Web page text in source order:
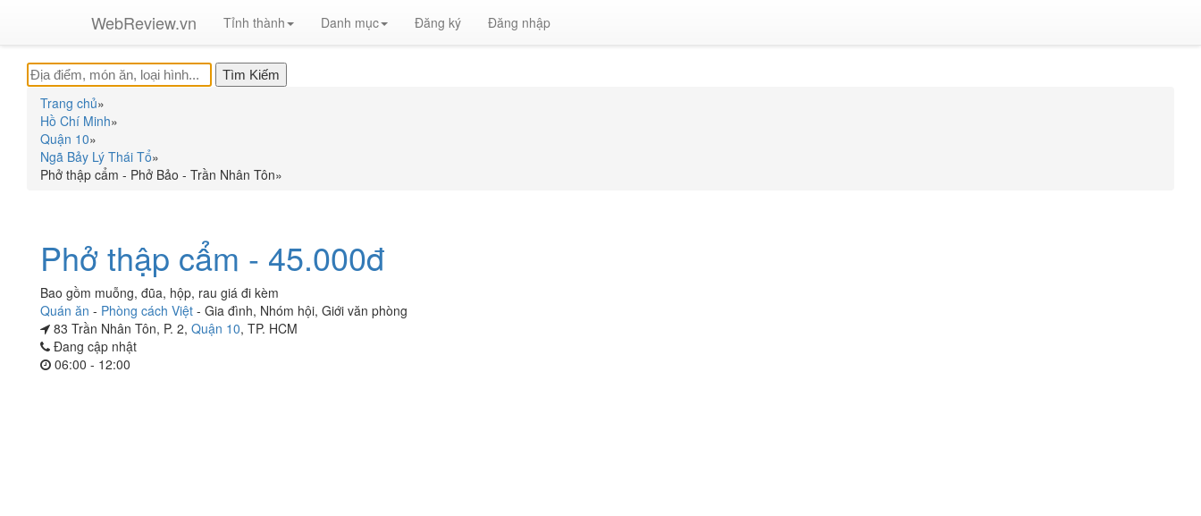
WebReview.vn Tỉnh thành Danh mục Đăng ký Đăng nhập
Trang chủ»
Hồ Chí Minh»
Quận 10»
Ngã Bảy Lý Thái Tổ»
Phở thập cẩm - Phở Bảo - Trần Nhân Tôn»
Phở thập cẩm - 45.000đ
Bao gồm muỗng, đũa, hộp, rau giá đi kèm
Quán ăn - Phòng cách Việt - Gia đình, Nhóm hội, Giới văn phòng
83 Trần Nhân Tôn, P. 2, Quận 10, TP. HCM
Đang cập nhật
06:00 - 12:00